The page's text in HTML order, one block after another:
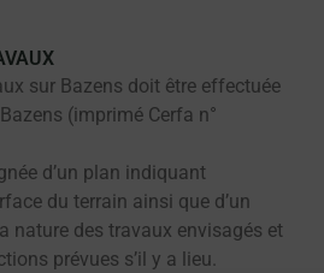
sur Bazens doit être effectuée
(imprimé Cerfa n°
d’un plan indiquant
du terrain ainsi que d’un
nature des travaux envisagés et
prévues s’il y a lieu.